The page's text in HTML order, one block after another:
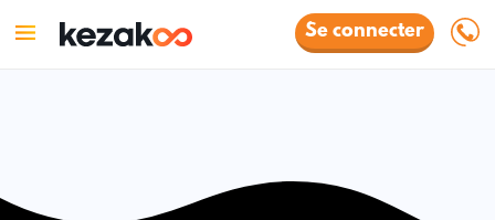
Se connecter